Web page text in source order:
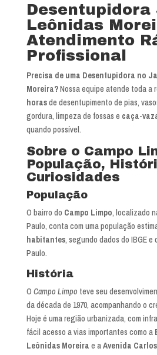
Desentupidora
Leônidas
Atendimento
Profissional
Precisa de uma Desentupidora no
Moreira?Nossa equipe atende toda a
horasde desentupimento de pias,
gordura, limpeza de fossas e caça-
quando possível.
Sobre o Campo
População,
Curiosidades
População
O bairro do Campo Limpo, localizado
Paulo, conta com uma população
habitantes, segundo dados do IBGE e
Paulo.
História
O Campo Limpo teve seu
da década de 1970, acompanhando o
Hoje é uma região urbanizada, com
fácil acesso a vias importantes como a
Leônidas Moreira e aAvenida